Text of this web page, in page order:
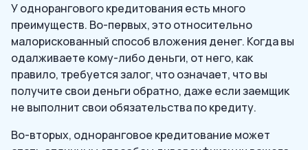
У однорангового кредитования есть много
преимуществ. Во-первых, это относительно
малорискованный способ вложения денег. Когда вы
одалживаете кому-либо деньги, от него, как
правило, требуется залог, что означает, что вы
получите свои деньги обратно, даже если заемщик
не выполнит свои обязательства по кредиту.
Во-вторых, одноранговое кредитование может